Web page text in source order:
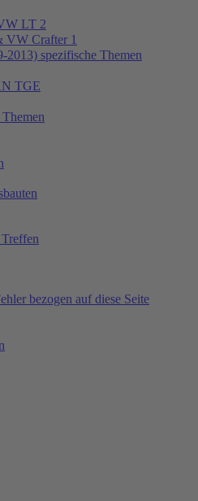
LT 2
Crafter 1
spezifische Themen
TGE
bezogen auf diese Seite